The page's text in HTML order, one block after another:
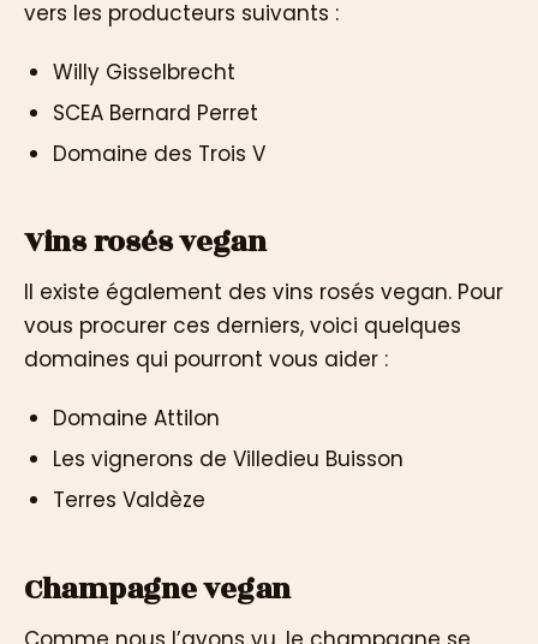
vers les producteurs suivants :
Willy Gisselbrecht
SCEA Bernard Perret
Domaine des Trois V
Vins rosés vegan
Il existe également des vins rosés vegan. Pour
vous procurer ces derniers, voici quelques
domaines qui pourront vous aider :
Domaine Attilon
Les vignerons de Villedieu Buisson
Terres Valdèze
Champagne vegan